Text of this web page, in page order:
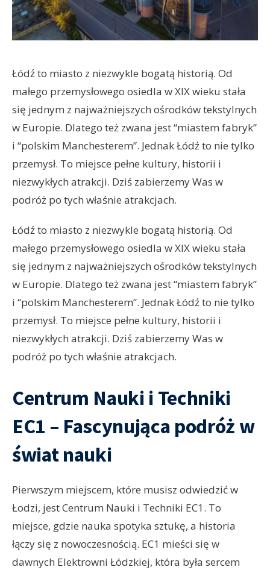
Łódź to miasto z niezwykle bogatą historią. Od
małego przemysłowego osiedla w XIX wieku stała
się jednym z najważniejszych ośrodków tekstylnych
w Europie. Dlatego też zwana jest “miastem fabryk”
i “polskim Manchesterem”. Jednak Łódź to nie tylko
przemysł. To miejsce pełne kultury, historii i
niezwykłych atrakcji. Dziś zabierzemy Was w
podróż po tych właśnie atrakcjach.
Łódź to miasto z niezwykle bogatą historią. Od
małego przemysłowego osiedla w XIX wieku stała
się jednym z najważniejszych ośrodków tekstylnych
w Europie. Dlatego też zwana jest “miastem fabryk”
i “polskim Manchesterem”. Jednak Łódź to nie tylko
przemysł. To miejsce pełne kultury, historii i
niezwykłych atrakcji. Dziś zabierzemy Was w
podróż po tych właśnie atrakcjach.
Centrum Nauki i Techniki
EC1 – Fascynująca podróż w
świat nauki
Pierwszym miejscem, które musisz odwiedzić w
Łodzi, jest Centrum Nauki i Techniki EC1. To
miejsce, gdzie nauka spotyka sztukę, a historia
łączy się z nowoczesnością. EC1 mieści się w
dawnych Elektrowni Łódzkiej, która była sercem